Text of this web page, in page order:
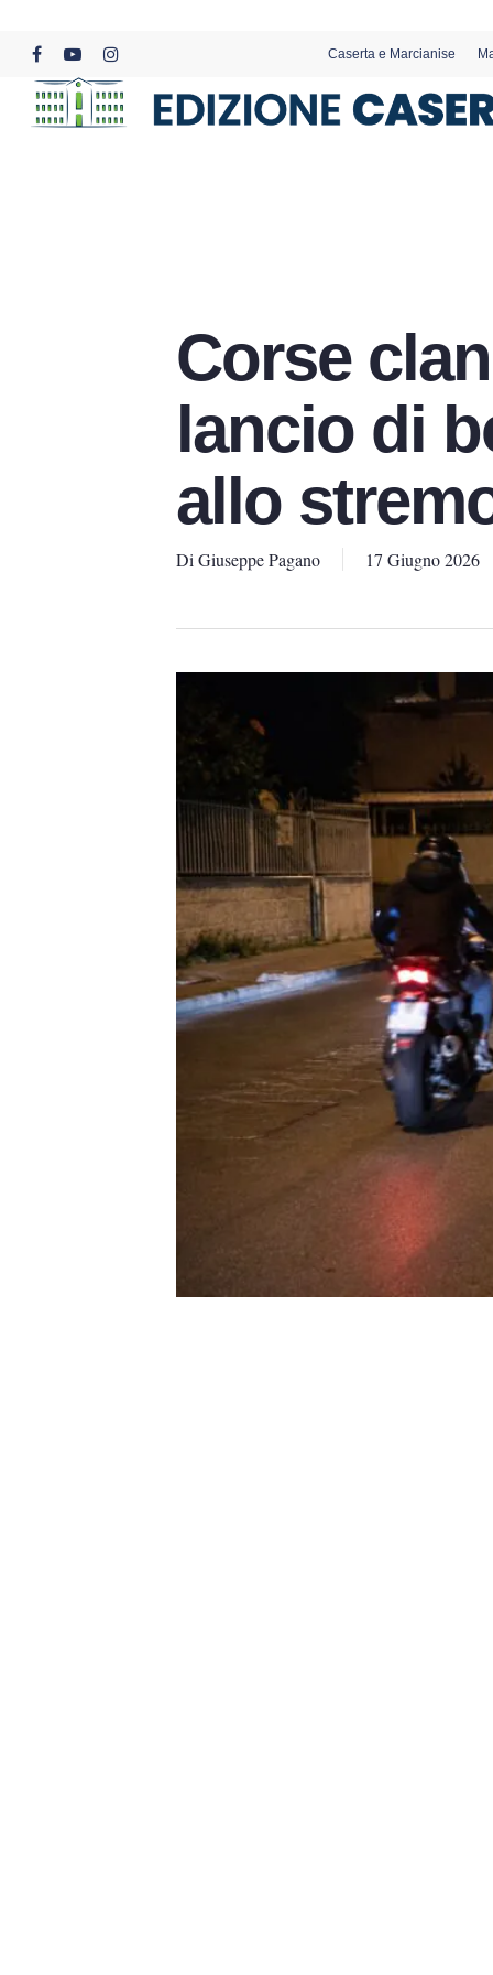
content
facebookyoutubeinstagram
Caserta e Marcianise
Corse
lancio di
allo
Di Giuseppe Pagano 17 Giugno 2026